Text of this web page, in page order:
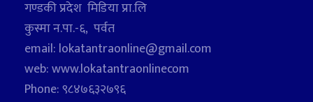
गण्डकी प्रदेश मिडिया प्रा.लि
कुस्मा न.पा.-६, पर्वत
email: lokatantraonline@gmail.com
web: www.lokatantraonlinecom
Phone: ९८४७६३२७९६